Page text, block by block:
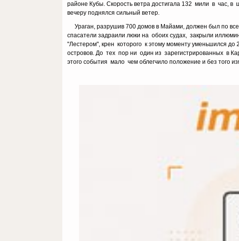
районе Кубы. Скорость ветра достигала 132 мили в час,
вечеру поднялся сильный ветер.
Ураган, разрушив 700 домов в Майами, должен был по
спасатели задраили люки на обоих судах, закрыли
"Лестером", крен которого к этому моменту уменьшился до
островов. До тех пор ни один из зарегистрированных в
этого события мало чем облегчило положение и без того